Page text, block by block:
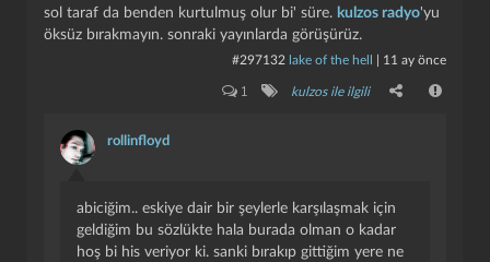
sol taraf da benden kurtulmuş olur bi' süre. kulzos radyo'yu
öksüz bırakmayın. sonraki yayınlarda görüşürüz.
#297132 lake of the hell 11 ay önce
1 kulzos ile ilgili
rollinfloyd
abiciğim.. eskiye dair bir şeylerle karşılaşmak için
geldiğim bu sözlükte hala burada olman o kadar
hoş bi his veriyor ki. sanki bırakıp gittiğim yere ne